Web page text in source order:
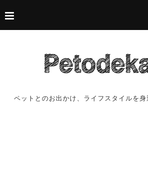
ペットとのお出かけ、ライフスタイルを